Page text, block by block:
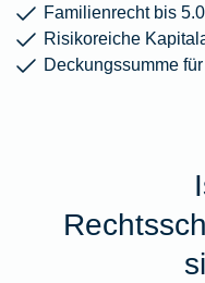
Familienrecht bis
Risikoreiche
Deckungssumme